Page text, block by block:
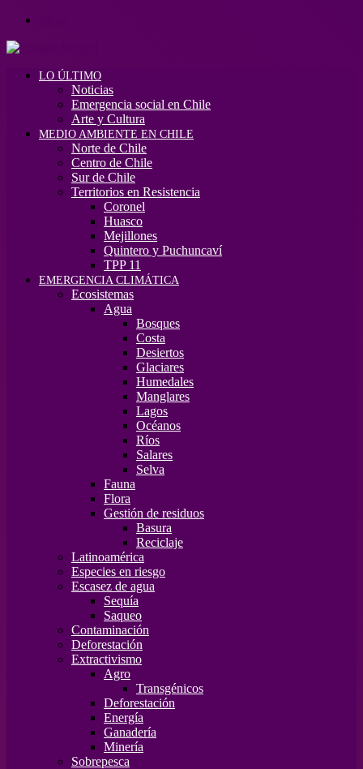
LO ÚLTIMO
Noticias
Emergencia social en Chile
Arte y Cultura
MEDIO AMBIENTE EN CHILE
Norte de Chile
Centro de Chile
Sur de Chile
Territorios en Resistencia
Coronel
Huasco
Mejillones
Quintero y Puchuncaví
TPP 11
EMERGENCIA CLIMÁTICA
Ecosistemas
Agua
Bosques
Costa
Desiertos
Glaciares
Humedales
Manglares
Lagos
Océanos
Ríos
Salares
Selva
Fauna
Flora
Gestión de residuos
Basura
Reciclaje
Latinoamérica
Especies en riesgo
Escasez de agua
Sequía
Saqueo
Contaminación
Deforestación
Extractivismo
Agro
Transgénicos
Deforestación
Energía
Ganadería
Minería
Sobrepesca